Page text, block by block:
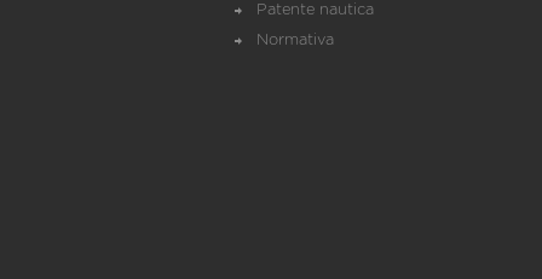
Patente nautica
Normativa